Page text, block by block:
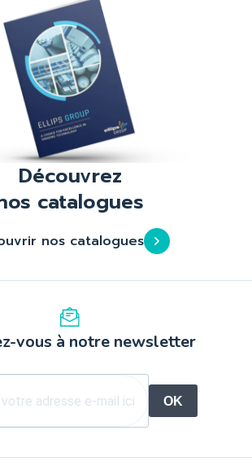
Découvrez
catalogues
nos catalogues
vous à notre newsletter
OK